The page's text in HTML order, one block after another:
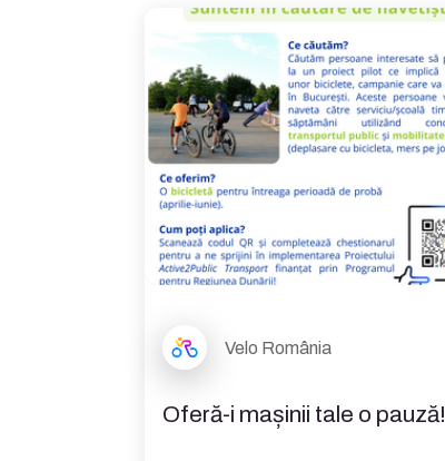
Velo România
Oferă-i mașinii tale o pauză!